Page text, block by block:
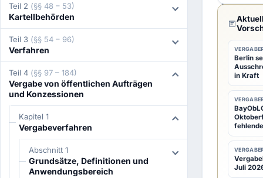
Teil 2 (§§ 48 – 53)
Kartellbehörden
Teil 3 (§§ 54 – 96)
Verfahren
Teil 4 (§§ 97 – 184)
Vergabe von öffentlichen Aufträgen
und Konzessionen
Kapitel 1
Vergabeverfahren
Abschnitt 1
Grundsätze, Definitionen und
Anwendungsbereich
GWB
I
m
Ü
b
r
Berlin
in Kraft
Juli